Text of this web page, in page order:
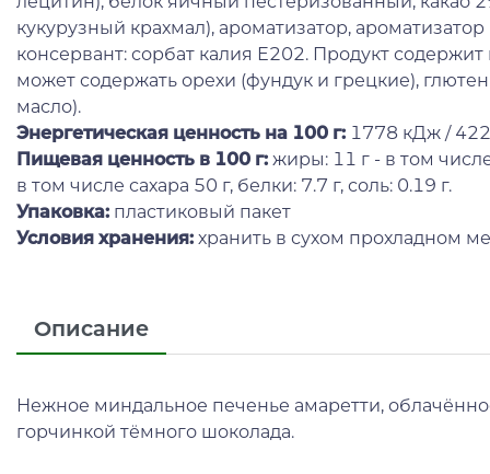
кукурузный крахмал), ароматизатор,
консервант: сорбат калия Е202. Продукт
может содержать орехи (фундук и грецкие),
масло).
Энергетическая ценность на 100 г: 1778 кДж /
Пищевая ценность в 100 г: жиры: 11 г - в том
в том числе сахара 50 г, белки: 7.7 г, соль: 0.19 г.
Упаковка: пластиковый пакет
Условия хранения: хранить в сухом прохладном
Описание
Нежное миндальное печенье амаретти,
горчинкой тёмного шоколада.